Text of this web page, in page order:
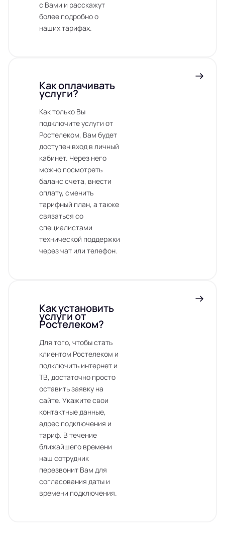
с Вами и расскажут
более подробно о
наших тарифах.
Как оплачивать
услуги?
Как только Вы
подключите услуги от
Ростелеком, Вам будет
доступен вход в личный
кабинет. Через него
можно посмотреть
баланс счета, внести
оплату, сменить
тарифный план, а также
связаться со
специалистами
технической поддержки
через чат или телефон.
Как установить
услуги от
Ростелеком?
Для того, чтобы стать
клиентом Ростелеком и
подключить интернет и
ТВ, достаточно просто
оставить заявку на
сайте. Укажите свои
контактные данные,
адрес подключения и
тариф. В течение
ближайшего времени
наш сотрудник
перезвонит Вам для
согласования даты и
времени подключения.